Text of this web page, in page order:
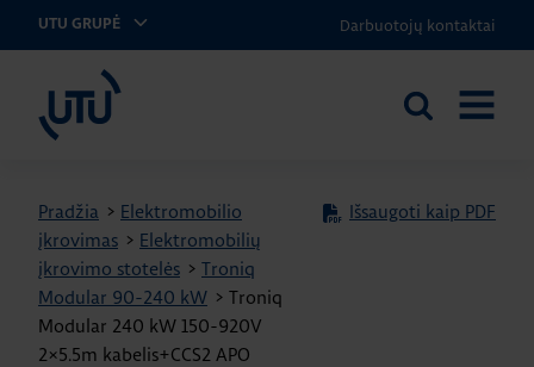
UTU GRUPĖ Darbuotojų kontaktai
UTU Lithuania
Ieškoti
Pradžia > Elektromobilio
įkrovimas > Elektromobilių
įkrovimo stotelės > Troniq
Modular 90-240 kW > Troniq
Modular 240 kW 150-920V
2×5.5m kabelis+CCS2 APO
Išsaugoti kaip PDF